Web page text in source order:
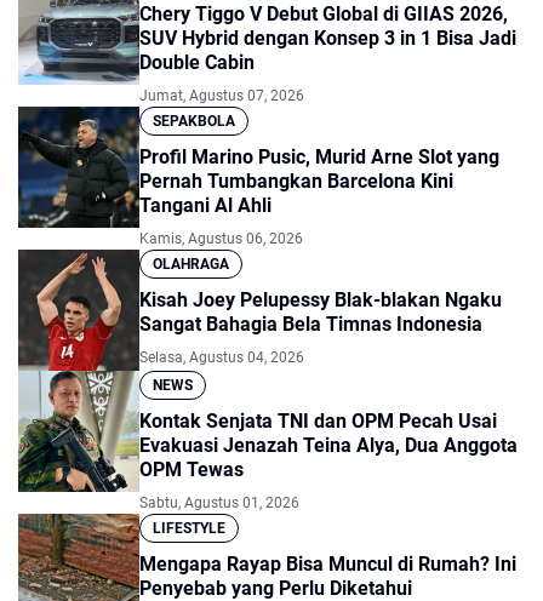
Chery Tiggo V Debut Global di GIIAS 2026,
SUV Hybrid dengan Konsep 3 in 1 Bisa Jadi
Double Cabin
Jumat, Agustus 07, 2026
SEPAKBOLA
Profil Marino Pusic, Murid Arne Slot yang
Pernah Tumbangkan Barcelona Kini
Tangani Al Ahli
Kamis, Agustus 06, 2026
OLAHRAGA
Kisah Joey Pelupessy Blak-blakan Ngaku
Sangat Bahagia Bela Timnas Indonesia
Selasa, Agustus 04, 2026
NEWS
Kontak Senjata TNI dan OPM Pecah Usai
Evakuasi Jenazah Teina Alya, Dua Anggota
OPM Tewas
Sabtu, Agustus 01, 2026
LIFESTYLE
Mengapa Rayap Bisa Muncul di Rumah? Ini
Penyebab yang Perlu Diketahui